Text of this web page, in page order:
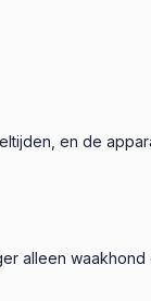
en de
alleen